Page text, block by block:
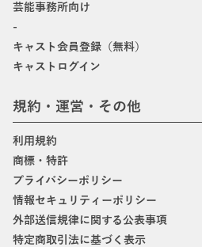
芸能事務所向け
-
キャスト会員登録（無料）
キャストログイン
規約・運営・その他
利用規約
商標・特許
プライバシーポリシー
情報セキュリティーポリシー
外部送信規律に関する公表事項
特定商取引法に基づく表示